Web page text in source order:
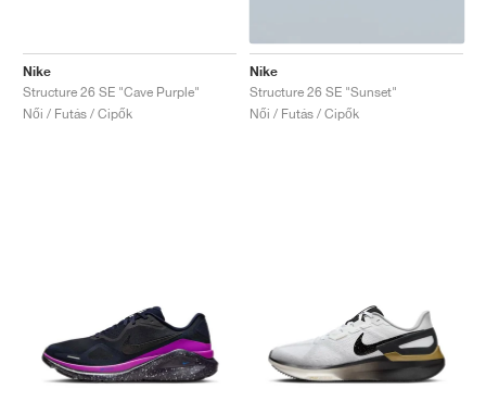
Nike
Structure 26 SE "Cave Purple"
Női / Futás / Cipők
Nike
Structure 26 SE "Sunset"
Női / Futás / Cipők